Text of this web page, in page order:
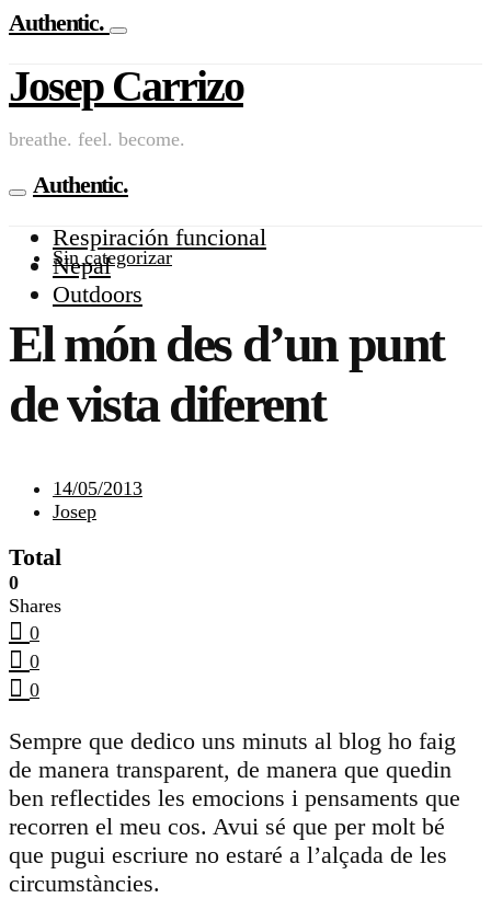
Authentic.
Josep Carrizo
breathe. feel. become.
Authentic.
Respiración funcional
Nepal
Outdoors
Sin categorizar
El món des d’un punt
de vista diferent
14/05/2013
Josep
Total
0
Shares
0
0
0
Sempre que dedico uns minuts al blog ho faig
de manera transparent, de manera que quedin
ben reflectides les emocions i pensaments que
recorren el meu cos. Avui sé que per molt bé
que pugui escriure no estaré a l’alçada de les
circumstàncies.